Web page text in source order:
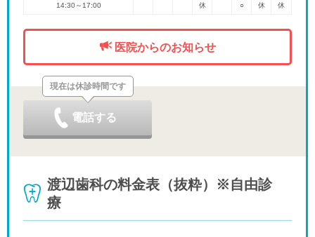
14:30～17:00 休 ○ 休 休
医院からのお知らせ
現在は休診時間です
電話する
渡辺歯科の料金表（抜粋）※自由診
療